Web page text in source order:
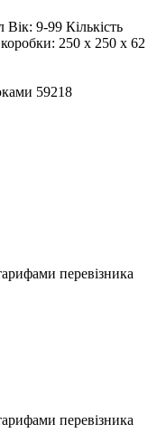
Вік: 9-99 Кількість
250 x 250 x 62
59218
перевізника
перевізника